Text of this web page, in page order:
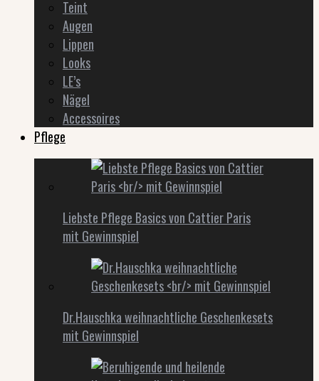
Teint
Augen
Lippen
Looks
LE’s
Nägel
Accessoires
Pflege
Liebste Pflege Basics von Cattier Paris
mit Gewinnspiel
Dr.Hauschka weihnachtliche Geschenkesets
mit Gewinnspiel